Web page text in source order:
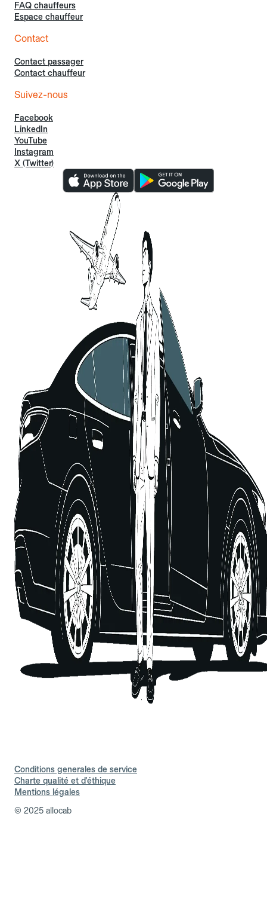
FAQ chauffeurs
Espace chauffeur
Contact
Contact passager
Contact chauffeur
Suivez-nous
Facebook
LinkedIn
YouTube
Instagram
X (Twitter)
Conditions generales de service
Charte qualité et d'éthique
Mentions légales
© 2025 allocab